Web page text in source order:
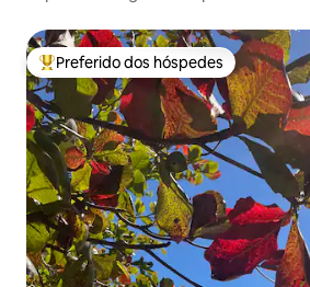
Entre os melhores preferidos dos
Preferido dos hóspedes